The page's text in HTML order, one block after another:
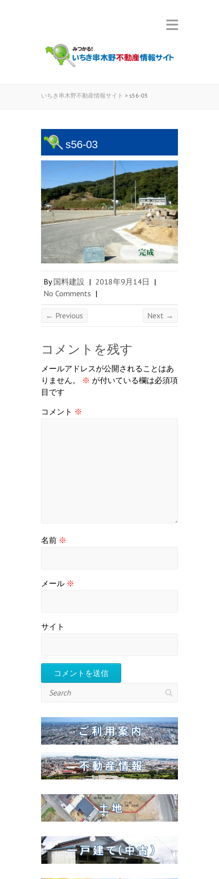
いちき串木野不動産情報サイト > s56-03
s56-03
By国料建設 | 2018年9月14日 |
No Comments |
← Previous Next →
コメントを残す
メールアドレスが公開されることはあ
りません。
※ が付いている欄は必須項
目です
コメント ※
名前 ※
メール ※
サイト
Search